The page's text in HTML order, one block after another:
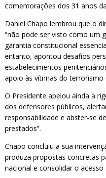
comemorações dos 31 anos
Daniel Chapo lembrou que o
“não pode ser visto como um
garantia constitucional
entanto, apontou desafios
estabelecimentos
apoio às vítimas do terrorismo
O Presidente apelou ainda a
dos defensores públicos,
responsabilidade e abster-se
prestados”.
Chapo concluiu a sua
produza propostas concretas
nacional e consolidar o